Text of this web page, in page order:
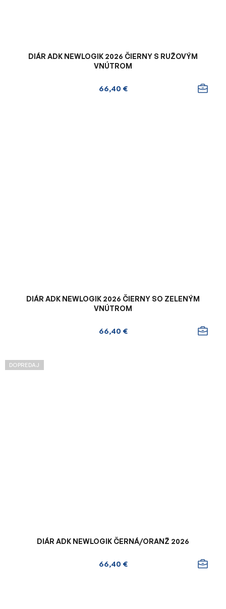
DIÁR ADK NEWLOGIK 2026 ČIERNY S RUŽOVÝM
VNÚTROM
66,40 €
DIÁR ADK NEWLOGIK 2026 ČIERNY SO ZELENÝM
VNÚTROM
66,40 €
DOPREDAJ
DIÁR ADK NEWLOGIK ČERNÁ/ORANŽ 2026
66,40 €